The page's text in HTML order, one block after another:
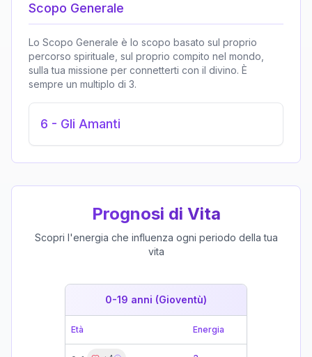
Scopo Generale
Lo Scopo Generale è lo scopo basato sul proprio
percorso spirituale, sul proprio compito nel mondo,
sulla tua missione per connetterti con il divino. È
sempre un multiplo di 3.
6 - Gli Amanti
Prognosi di Vita
Scopri l'energia che influenza ogni periodo della tua
vita
0-19 anni (Gioventù)
Età Energia